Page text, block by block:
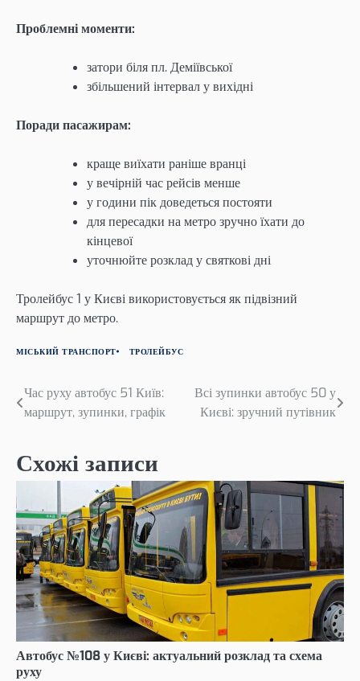
Проблемні моменти:
затори біля пл. Деміївської
збільшений інтервал у вихідні
Поради пасажирам:
краще виїхати раніше вранці
у вечірній час рейсів менше
у години пік доведеться постояти
для пересадки на метро зручно їхати до
кінцевої
уточнюйте розклад у святкові дні
Тролейбус 1 у Києві використовується як підвізний
маршрут до метро.
МІСЬКИЙ ТРАНСПОРТ ТРОЛЕЙБУС
Навігація
записів
Час руху автобус 51 Київ:
маршрут, зупинки, графік
Всі зупинки автобус 50 у
Києві: зручний путівник
Схожі записи
Автобус №108 у Києві: актуальний розклад та схема
руху